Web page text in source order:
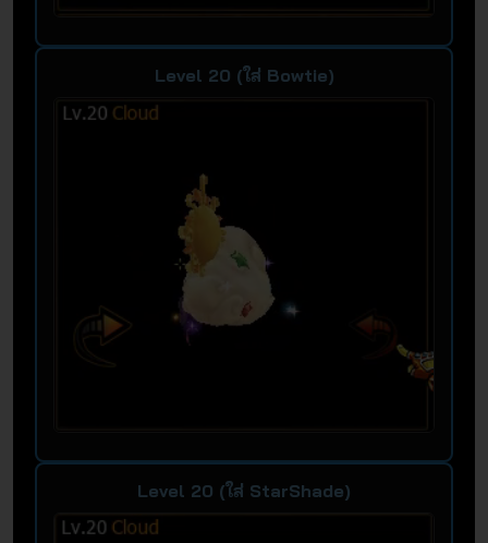
Level 20 (ใส่ Bowtie)
Level 20 (ใส่ StarShade)